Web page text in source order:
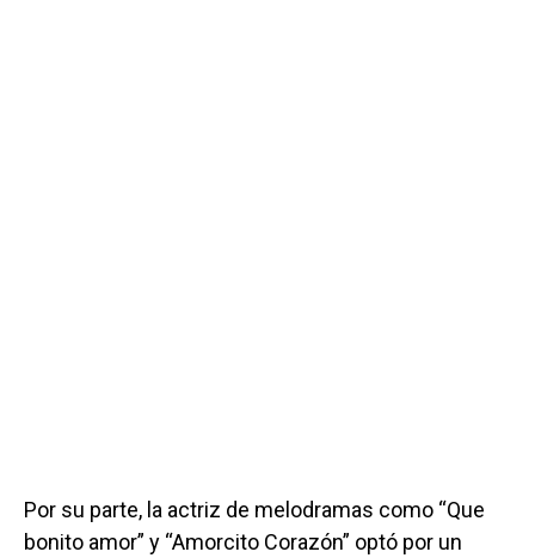
Por su parte, la actriz de melodramas como “Que
bonito amor” y “Amorcito Corazón” optó por un